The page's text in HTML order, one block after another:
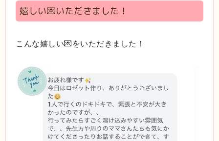
嬉しい💌いただきました！
こんな嬉しい💌をいただきました！